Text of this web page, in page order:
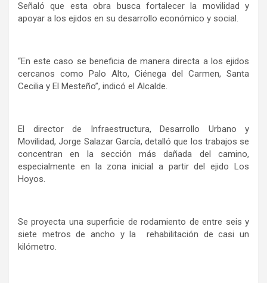
Señaló que esta obra busca fortalecer la movilidad y
apoyar a los ejidos en su desarrollo económico y social.
“En este caso se beneficia de manera directa a los ejidos
cercanos como Palo Alto, Ciénega del Carmen, Santa
Cecilia y El Mesteño”, indicó el Alcalde.
El director de Infraestructura, Desarrollo Urbano y
Movilidad, Jorge Salazar García, detalló que los trabajos se
concentran en la sección más dañada del camino,
especialmente en la zona inicial a partir del ejido Los
Hoyos.
Se proyecta una superficie de rodamiento de entre seis y
siete metros de ancho y la rehabilitación de casi un
kilómetro.